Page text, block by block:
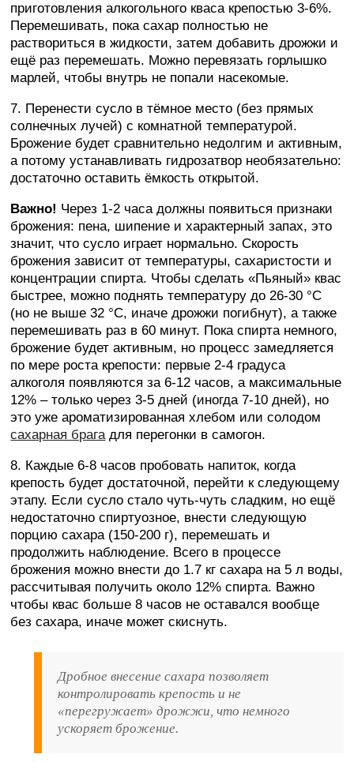
приготовления алкогольного кваса крепостью 3-6%.
Перемешивать, пока сахар полностью не
раствориться в жидкости, затем добавить дрожжи и
ещё раз перемешать. Можно перевязать горлышко
марлей, чтобы внутрь не попали насекомые.
7. Перенести сусло в тёмное место (без прямых
солнечных лучей) с комнатной температурой.
Брожение будет сравнительно недолгим и активным,
а потому устанавливать гидрозатвор необязательно:
достаточно оставить ёмкость открытой.
Важно! Через 1-2 часа должны появиться признаки
брожения: пена, шипение и характерный запах, это
значит, что сусло играет нормально. Скорость
брожения зависит от температуры, сахаристости и
концентрации спирта. Чтобы сделать «Пьяный» квас
быстрее, можно поднять температуру до 26-30 °C
(но не выше 32 °C, иначе дрожжи погибнут), а также
перемешивать раз в 60 минут. Пока спирта немного,
брожение будет активным, но процесс замедляется
по мере роста крепости: первые 2-4 градуса
алкоголя появляются за 6-12 часов, а максимальные
12% – только через 3-5 дней (иногда 7-10 дней), но
это уже ароматизированная хлебом или солодом
сахарная брагадля перегонки в самогон.
8. Каждые 6-8 часов пробовать напиток, когда
крепость будет достаточной, перейти к следующему
этапу. Если сусло стало чуть-чуть сладким, но ещё
недостаточно спиртуозное, внести следующую
порцию сахара (150-200 г), перемешать и
продолжить наблюдение. Всего в процессе
брожения можно внести до 1.7 кг сахара на 5 л воды,
рассчитывая получить около 12% спирта. Важно
чтобы квас больше 8 часов не оставался вообще
без сахара, иначе может скиснуть.
Дробное внесение сахара позволяет
контролировать крепость и не
«перегружает» дрожжи, что немного
ускоряет брожение.